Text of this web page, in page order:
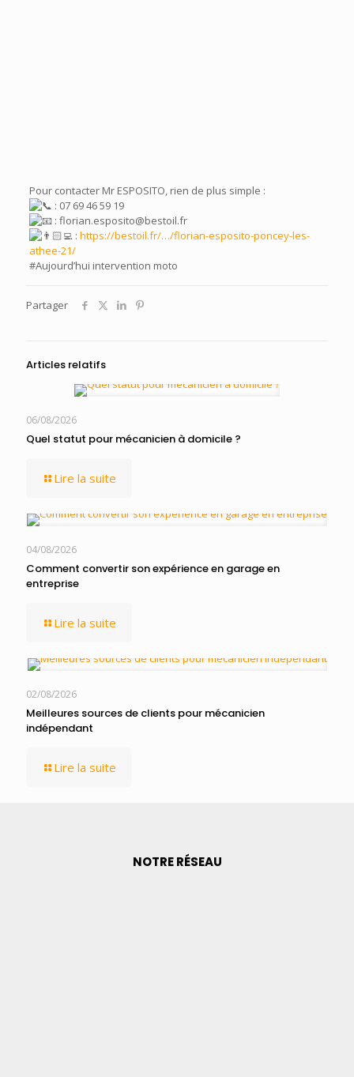
Pour contacter Mr ESPOSITO, rien de plus simple :
: 07 69 46 59 19
: florian.esposito@bestoil.fr
: https://bestoil.fr/…/florian-esposito-poncey-les-
athee-21/
#Aujourd’hui intervention moto
Partager
Articles relatifs
06/08/2026
Quel statut pour mécanicien à domicile ?
Lire la suite
04/08/2026
Comment convertir son expérience en garage en
entreprise
Lire la suite
02/08/2026
Meilleures sources de clients pour mécanicien
indépendant
Lire la suite
NOTRE RÉSEAU